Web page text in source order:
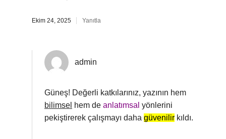
Ekim 24, 2025 Yanıtla
admin
Güneş! Değerli katkılarınız, yazının hem
bilimsel hem de anlatımsal yönlerini
pekiştirerek çalışmayı daha güvenilir kıldı.